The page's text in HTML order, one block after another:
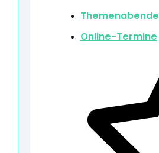
Themenabende
Online-Termine